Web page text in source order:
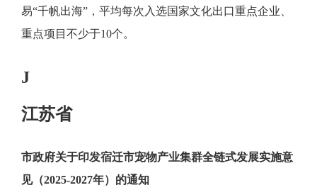
易“千帆出海”，平均每次入选国家文化出口重点企业、
重点项目不少于10个。
J
江苏省
市政府关于印发宿迁市宠物产业集群全链式发展实施意
见（2025-2027年）的通知